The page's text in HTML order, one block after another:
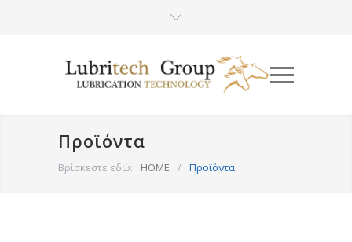
Προϊόντα
Βρίσκεστε εδώ: HOME / Προϊόντα